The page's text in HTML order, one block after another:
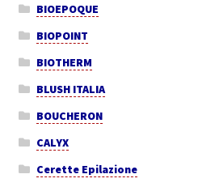
BIOEPOQUE
BIOPOINT
BIOTHERM
BLUSH ITALIA
BOUCHERON
CALYX
Cerette Epilazione